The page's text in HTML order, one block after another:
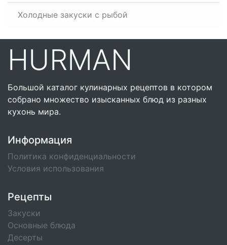
Холодные закуски с рыбой
HURMAN
Большой каталог кулинарных рецептов в котором
собрано множество изысканных блюд из разных
кухонь мира.
Информация
Политика конфиденциальности
Условия использования
Рецепты
Закуски
Основные блюда
Десерты